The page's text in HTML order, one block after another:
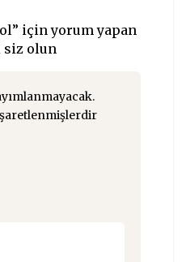
için yorum yapan
olun